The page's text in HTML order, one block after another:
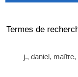
Termes de
j., daniel,